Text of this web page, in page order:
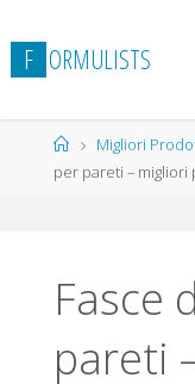
al
contenuto
F ORMULISTS
HomeMigliori
per pareti –
Fasce
pareti